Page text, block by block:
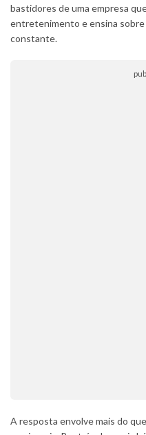
bastidores de uma empresa
entretenimento e ensina
constante.
A resposta envolve mais do